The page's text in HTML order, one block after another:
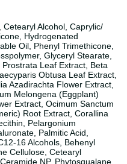
Alcohol, Caprylic/​
Hydrogenated
Oil, Phenyl Trimethicone,
Glyceryl Stearate,
Leaf Extract, Beta
Obtusa Leaf Extract,
Azadirachta Flower Extract,
Melongena (Eggplant)
Extract, Ocimum Sanctum
Root Extract, Corallina
Pelargonium
Palmitic Acid,
16 Alcohols, Behenyl
Cellulose, Cetearyl
NP, Phytosqualane,